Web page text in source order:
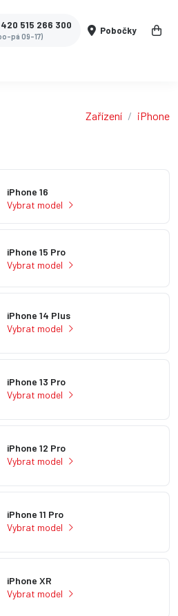
515 266 300
pá 09-17)
Pobočky
Zařízení iPhone
iPhone 16
Vybrat model
iPhone 15 Pro
Vybrat model
iPhone 14 Plus
Vybrat model
iPhone 13 Pro
Vybrat model
iPhone 12 Pro
Vybrat model
iPhone 11 Pro
Vybrat model
iPhone XR
Vybrat model